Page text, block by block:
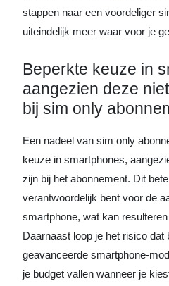
stappen naar een voordeliger
uiteindelijk meer waar voor je
Beperkte keuze in
aangezien deze
bij sim only
Een nadeel van sim only
keuze in smartphones,
zijn bij het abonnement. Dit
verantwoordelijk bent voor de
smartphone, wat kan
Daarnaast loop je het risico dat
geavanceerde smartphone-
je budget vallen wanneer je